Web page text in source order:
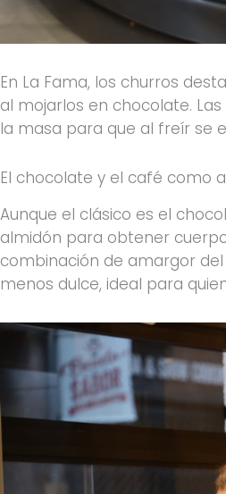
En La Fama, los churros
al mojarlos en chocolate.
la masa para que al freír se
El chocolate y el café como
Aunque el clásico es el
almidón para obtener
combinación de amargor
menos dulce, ideal para